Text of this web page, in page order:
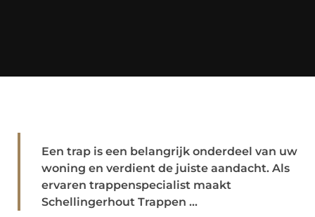
Een trap is een belangrijk onderdeel van uw
woning en verdient de juiste aandacht. Als
ervaren trappenspecialist maakt
Schellingerhout Trappen ...